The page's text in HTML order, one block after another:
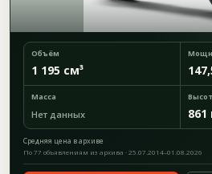
Объём
1 195 см³
Масса
Нет данных
Средняя цена в архиве
По 77 объявлениям из архива · 25.07.2014–01.08.2026